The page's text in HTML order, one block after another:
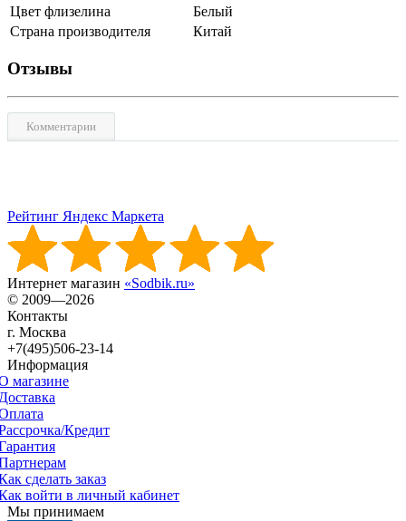
Цвет флизелина
Белый
Страна производителя
Китай
Отзывы
Комментарии
Рейтинг Яндекс Маркета
Интернет магазин «Sodbik.ru»
© 2009—2026
Контакты
г. Москва
+7(495)506-23-14
Информация
магазине
Кредит
сделать заказ
войти в личный кабинет
Мы принимаем